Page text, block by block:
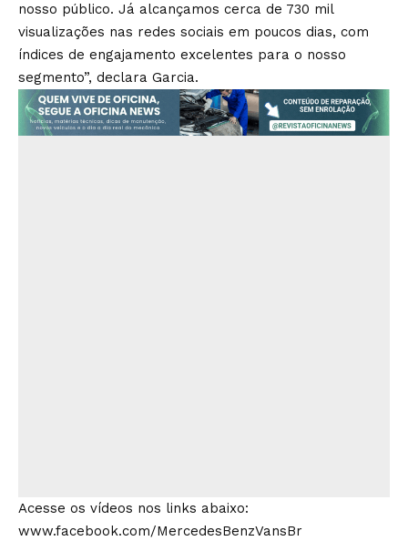
nosso público. Já alcançamos cerca de 730 mil
visualizações nas redes sociais em poucos dias, com
índices de engajamento excelentes para o nosso
segmento”, declara Garcia.
Acesse os vídeos nos links abaixo:
www.facebook.com/MercedesBenzVansBr